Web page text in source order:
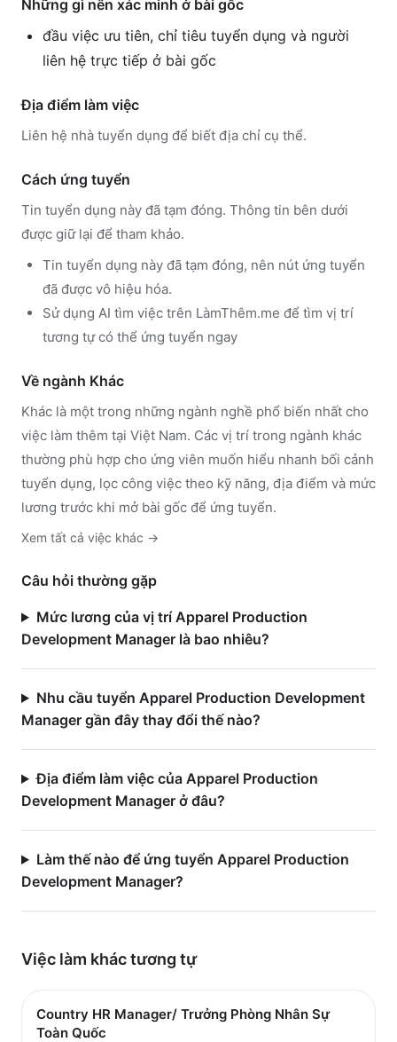
Những gì nên xác minh ở bài gốc
đầu việc ưu tiên, chỉ tiêu tuyển dụng và người
liên hệ trực tiếp ở bài gốc
Địa điểm làm việc
Liên hệ nhà tuyển dụng để biết địa chỉ cụ thể.
Cách ứng tuyển
Tin tuyển dụng này đã tạm đóng. Thông tin bên dưới
được giữ lại để tham khảo.
Tin tuyển dụng này đã tạm đóng, nên nút ứng tuyển
đã được vô hiệu hóa.
Sử dụng AI tìm việc trên LàmThêm.me để tìm vị trí
tương tự có thể ứng tuyển ngay
Về ngành Khác
Khác là một trong những ngành nghề phổ biến nhất cho
việc làm thêm tại Việt Nam. Các vị trí trong ngành khác
thường phù hợp cho ứng viên muốn hiểu nhanh bối cảnh
tuyển dụng, lọc công việc theo kỹ năng, địa điểm và mức
lương trước khi mở bài gốc để ứng tuyển.
Xem tất cả việc khác →
Câu hỏi thường gặp
Mức lương của vị trí Apparel Production
Development Manager là bao nhiêu?
Nhu cầu tuyển Apparel Production Development
Manager gần đây thay đổi thế nào?
Địa điểm làm việc của Apparel Production
Development Manager ở đâu?
Làm thế nào để ứng tuyển Apparel Production
Development Manager?
Việc làm kháctương tự
Country HR Manager/ Trưởng Phòng Nhân Sự
Toàn Quốc